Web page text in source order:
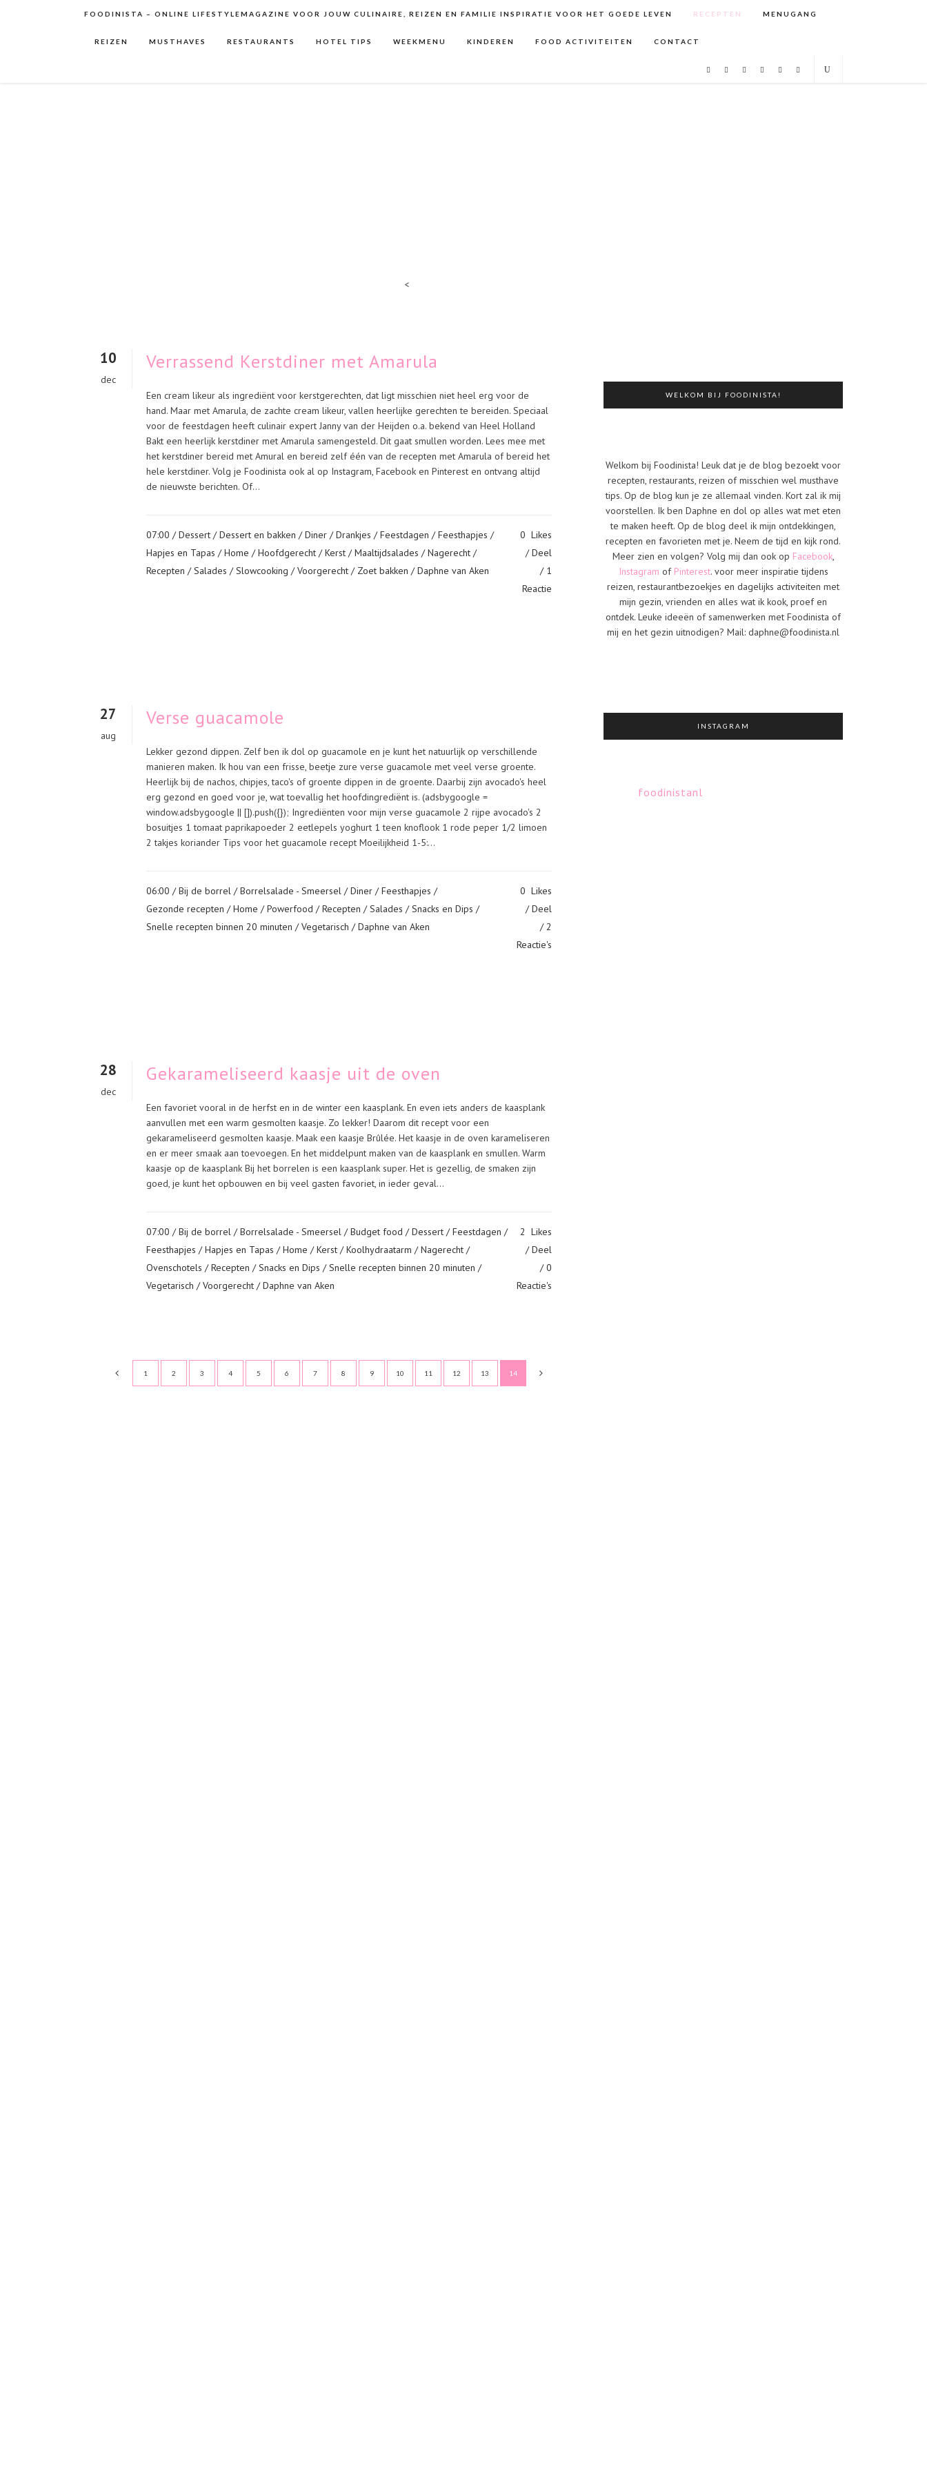
FOODINISTA – ONLINE LIFESTYLEMAGAZINE VOOR JOUW CULINAIRE, REIZEN EN FAMILIE INSPIRATIE VOOR HET GOEDE LEVEN RECEPTEN MENUGANG
REIZEN MUSTHAVES RESTAURANTS HOTEL TIPS WEEKMENU KINDEREN FOOD ACTIVITEITEN CONTACT
<
10
dec
Verrassend Kerstdiner met Amarula
Een cream likeur als ingrediënt voor kerstgerechten, dat ligt misschien niet heel erg voor de
hand. Maar met Amarula, de zachte cream likeur, vallen heerlijke gerechten te bereiden. Speciaal
voor de feestdagen heeft culinair expert Janny van der Heijden o.a. bekend van Heel Holland
Bakt een heerlijk kerstdiner met Amarula samengesteld. Dit gaat smullen worden. Lees mee met
het kerstdiner bereid met Amural en bereid zelf één van de recepten met Amarula of bereid het
hele kerstdiner. Volg je Foodinista ook al op Instagram, Facebook en Pinterest en ontvang altijd
de nieuwste berichten. Of...
07:00 /Dessert /Dessert en bakken /Diner /Drankjes /Feestdagen /Feesthapjes /
Hapjes en Tapas /Home /Hoofdgerecht /Kerst /Maaltijdsalades /Nagerecht /
Recepten /Salades /Slowcooking /Voorgerecht / Zoet bakken / Daphne van Aken
0 Likes
Deel
1
Reactie
27
aug
Verse guacamole
Lekker gezond dippen. Zelf ben ik dol op guacamole en je kunt het natuurlijk op verschillende
manieren maken. Ik hou van een frisse, beetje zure verse guacamole met veel verse groente.
Heerlijk bij de nachos, chipjes, taco's of groente dippen in de groente. Daarbij zijn avocado's heel
erg gezond en goed voor je, wat toevallig het hoofdingrediënt is. (adsbygoogle =
window.adsbygoogle || []).push({}); Ingrediënten voor mijn verse guacamole 2 rijpe avocado's 2
bosuitjes 1 tomaat paprikapoeder 2 eetlepels yoghurt 1 teen knoflook 1 rode peper 1/2 limoen
2 takjes koriander Tips voor het guacamole recept Moeilijkheid 1-5:...
06:00 /Bij de borrel /Borrelsalade - Smeersel /Diner /Feesthapjes /
Gezonde recepten /Home /Powerfood /Recepten /Salades /Snacks en Dips /
Snelle recepten binnen 20 minuten /Vegetarisch / Daphne van Aken
0 Likes
Deel
2
Reactie's
28
dec
Gekarameliseerd kaasje uit de oven
Een favoriet vooral in de herfst en in de winter een kaasplank. En even iets anders de kaasplank
aanvullen met een warm gesmolten kaasje. Zo lekker! Daarom dit recept voor een
gekarameliseerd gesmolten kaasje. Maak een kaasje Brûlée. Het kaasje in de oven karameliseren
en er meer smaak aan toevoegen. En het middelpunt maken van de kaasplank en smullen. Warm
kaasje op de kaasplank Bij het borrelen is een kaasplank super. Het is gezellig, de smaken zijn
goed, je kunt het opbouwen en bij veel gasten favoriet, in ieder geval...
07:00 /Bij de borrel /Borrelsalade - Smeersel /Budget food /Dessert /Feestdagen /
Feesthapjes /Hapjes en Tapas /Home /Kerst /Koolhydraatarm /Nagerecht /
Ovenschotels /Recepten /Snacks en Dips /Snelle recepten binnen 20 minuten /
Vegetarisch /Voorgerecht / Daphne van Aken
2 Likes
Deel
0
Reactie's
1 2 3 4 5 6 7 8 9 10 11 12 13 14
WELKOM BIJ FOODINISTA!
Welkom bij Foodinista! Leuk dat je de blog bezoekt voor
recepten, restaurants, reizen of misschien wel musthave
tips. Op de blog kun je ze allemaal vinden. Kort zal ik mij
voorstellen. Ik ben Daphne en dol op alles wat met eten
te maken heeft. Op de blog deel ik mijn ontdekkingen,
recepten en favorieten met je. Neem de tijd en kijk rond.
Meer zien en volgen? Volg mij dan ook op Facebook,
Instagram of Pinterest. voor meer inspiratie tijdens
reizen, restaurantbezoekjes en dagelijks activiteiten met
mijn gezin, vrienden en alles wat ik kook, proef en
ontdek. Leuke ideeën of samenwerken met Foodinista of
mij en het gezin uitnodigen? Mail: daphne@foodinista.nl
INSTAGRAM
foodinistanl